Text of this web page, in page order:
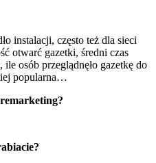
instalacji, często też dla sieci
otwarć gazetki, średni czas
osób przeglądnęło gazetkę do
popularna…